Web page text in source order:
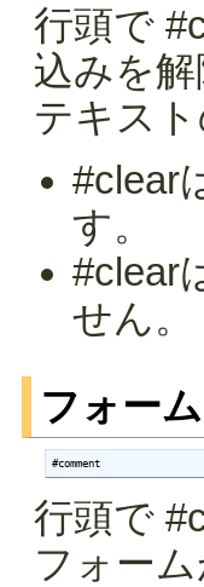
行頭で
込みを
テキス
#clear
す。
#clear
せん。
フォーム
#comment
行頭で
フォー